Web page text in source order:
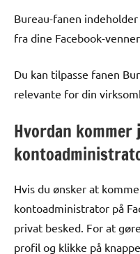
Bureau-fanen
fra dine Facebook-
Du kan tilpasse fanen
relevante for din
Hvordan
Hvis du ønsker at
kontoadministrator på
privat besked. For at
profil og klikke på